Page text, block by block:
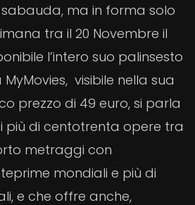
ma in forma solo
tra il 20 Novembre il
l’intero suo palinsesto
visibile nella sua
prezzo di 49 euro, si parla
più di centotrenta opere tra
metraggi con
mondiali e più di
e che offre anche,